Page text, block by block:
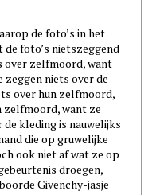
de foto’s in het
foto’s nietszeggend
over zelfmoord, want
zeggen niets over de
over hun zelfmoord,
zelfmoord, want ze
kleding is nauwelijks
die op gruwelijke
ook niet af wat ze op
droegen,
Givenchy-jasje